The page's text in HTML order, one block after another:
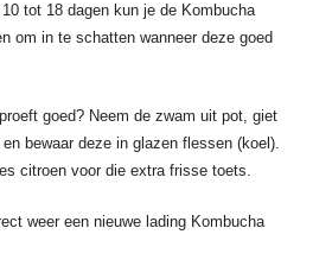
tot 18 dagen kun je de Kombucha
om in te schatten wanneer deze goed
goed? Neem de zwam uit pot, giet
bewaar deze in glazen flessen (koel).
citroen voor die extra frisse toets.
weer een nieuwe lading Kombucha